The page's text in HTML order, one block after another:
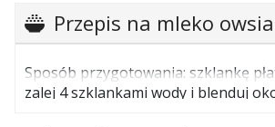
Przepis na mleko
Sposób przygotowania: szklankę
zalej 4 szklankami wody i blenduj